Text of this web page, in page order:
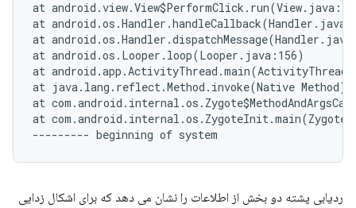
at
at
at
at android.os.Looper.loop(Looper.java:156)
at
at java.lang.reflect.Method.invoke(Native Method)
at
at
ردیابی پشته دو بخش از اطلاعات را نشان می دهد که برای اشکال زدایی